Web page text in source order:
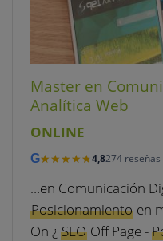
Master en
Analítica Web
ONLINE
G★★★★★
★★★★★4,8274 reseñas
…en Comunicación
Posicionamientoen
On ¿ SEOOff Page -